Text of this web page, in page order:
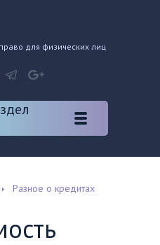
для физических лиц
Разное о кредитах